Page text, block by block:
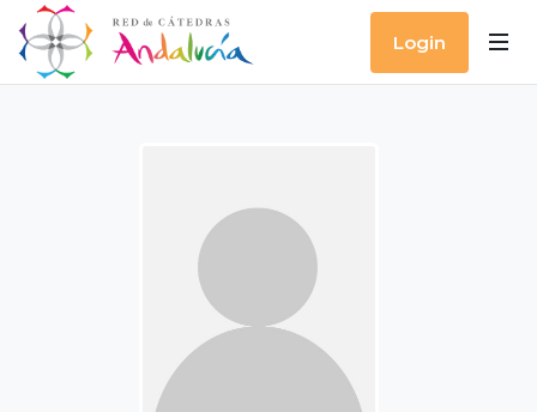
Login